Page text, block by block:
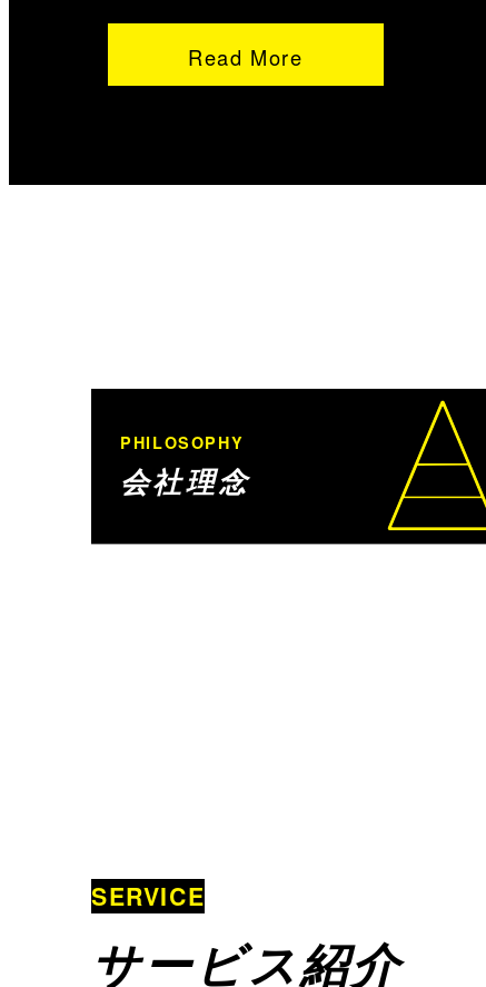
Read More
PHILOSOPHY
会社理念
SERVICE
サービス紹介